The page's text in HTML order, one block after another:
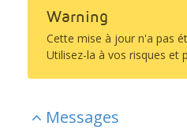
Warning
Cette mise à jour n'a pas
Utilisez-la à vos risques et
Messages